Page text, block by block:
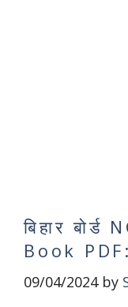
बिहार
Book
09/04/2024 by